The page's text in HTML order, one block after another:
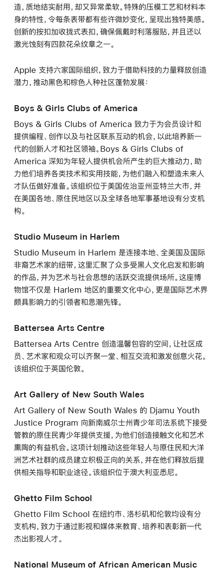
造，质地结实耐用，却又异常柔软。特殊的压模工艺和材料本
身的特性，令每条表带都有些许微妙变化，呈现出独特美感。
创新的按扣加收拢式表扣，确保佩戴时利落服贴，并且还以
激光蚀刻有四款花朵纹章之一。
Apple 支持六家国际组织，致力于借助科技的力量释放创造
潜力，推动黑色和棕色人种社区蓬勃发展：
Boys & Girls Clubs of America
Boys & Girls Clubs of America 致力于为会员设计和
提供编程、创作以及与社区联系互动的机会，以此培养新一
代的创新人才和社区领袖。Boys & Girls Clubs of
America 深知为年轻人提供机会所产生的巨大推动力，助
力他们培养各类技术和实用技能，为他们融入和塑造未来人
才队伍做好准备。该组织位于美国佐治亚州亚特兰大市，并
在美国各地、原住民地区以及全球各地军事基地设有分支机
构。
Studio Museum in Harlem
Studio Museum in Harlem 是连接本地、全美国及国际
非裔艺术家的纽带，这里汇聚了众多受黑人文化启发和影响
的作品，并为艺术与社会思想的活跃交流提供场所。这座博
物馆不仅是 Harlem 地区的重要文化中心，更是国际艺术界
颇具影响力的引领者和思潮先锋。
Battersea Arts Centre
Battersea Arts Centre 创造温馨包容的空间，让社区成
员、艺术家和观众可以齐聚一堂、相互交流和激发创意火花。
该组织位于英国伦敦。
Art Gallery of New South Wales
Art Gallery of New South Wales 的 Djamu Youth
Justice Program 向新南威尔士州青少年司法系统下接受
管教的原住民青少年提供支援，为他们创造接触文化和艺术
熏陶的有益机会。这项计划推动这些年轻人与原住民和大洋
洲艺术社群的成员建立积极正向的关系，并在他们释放后提
供相关指导和职业途径。该组织位于澳大利亚悉尼。
Ghetto Film School
Ghetto Film School 在纽约市、洛杉矶和伦敦均设有分
支机构，致力于通过影视和媒体来教育、培养和表彰新一代
杰出影视人才。
National Museum of African American Music